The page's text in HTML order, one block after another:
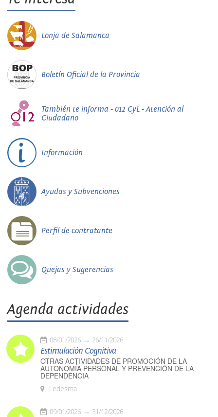
Lonja de Salamanca
Boletín Oficial de la Provincia
También te informa - 012 CyL - Atención al
Ciudadano
Información
Ayudas y Subvenciones
Perfil de contratante
Quejas y Sugerencias
Agenda actividades
08/01/2026 26/11/2026
Estimulación Cognitiva
OTRAS ACTIVIDADES DE PROMOCIÓN DE LA
AUTONOMÍA PERSONAL Y PREVENCIÓN DE LA
DEPENDENCIA
Ledesma
09/01/2026 31/12/2026